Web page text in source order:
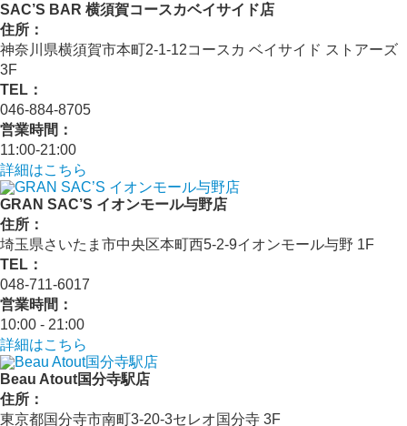
SAC’S BAR 横須賀コースカベイサイド店
住所：
神奈川県横須賀市本町2-1-12コースカ ベイサイド ストアーズ
3F
TEL：
046-884-8705
営業時間：
11:00-21:00
詳細はこちら
GRAN SAC’S イオンモール与野店
住所：
埼玉県さいたま市中央区本町西5-2-9イオンモール与野 1F
TEL：
048-711-6017
営業時間：
10:00 - 21:00
詳細はこちら
Beau Atout国分寺駅店
住所：
東京都国分寺市南町3-20-3セレオ国分寺 3F